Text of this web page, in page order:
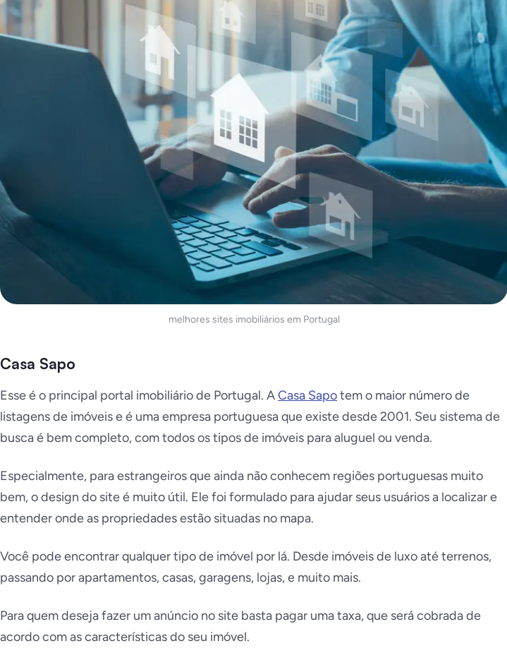
melhores sites imobiliários em Portugal
Casa Sapo
Esse é o principal portal imobiliário de Portugal. ACasa Sapotem o maior número de
listagens de imóveis e é uma empresa portuguesa que existe desde 2001. Seu sistema de
busca é bem completo, com todos os tipos de imóveis para aluguel ou venda.
Especialmente, para estrangeiros que ainda não conhecem regiões portuguesas muito
bem, o design do site é muito útil. Ele foi formulado para ajudar seus usuários a localizar e
entender onde as propriedades estão situadas no mapa.
Você pode encontrar qualquer tipo de imóvel por lá. Desde imóveis de luxo até terrenos,
passando por apartamentos, casas, garagens, lojas, e muito mais.
Para quem deseja fazer um anúncio no site basta pagar uma taxa, que será cobrada de
acordo com as características do seu imóvel.